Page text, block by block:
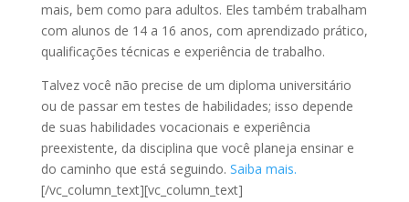
mais, bem como para adultos. Eles também trabalham
com alunos de 14 a 16 anos, com aprendizado prático,
qualificações técnicas e experiência de trabalho.
Talvez você não precise de um diploma universitário
ou de passar em testes de habilidades; isso depende
de suas habilidades vocacionais e experiência
preexistente, da disciplina que você planeja ensinar e
do caminho que está seguindo. Saiba mais.
[/vc_column_text][vc_column_text]